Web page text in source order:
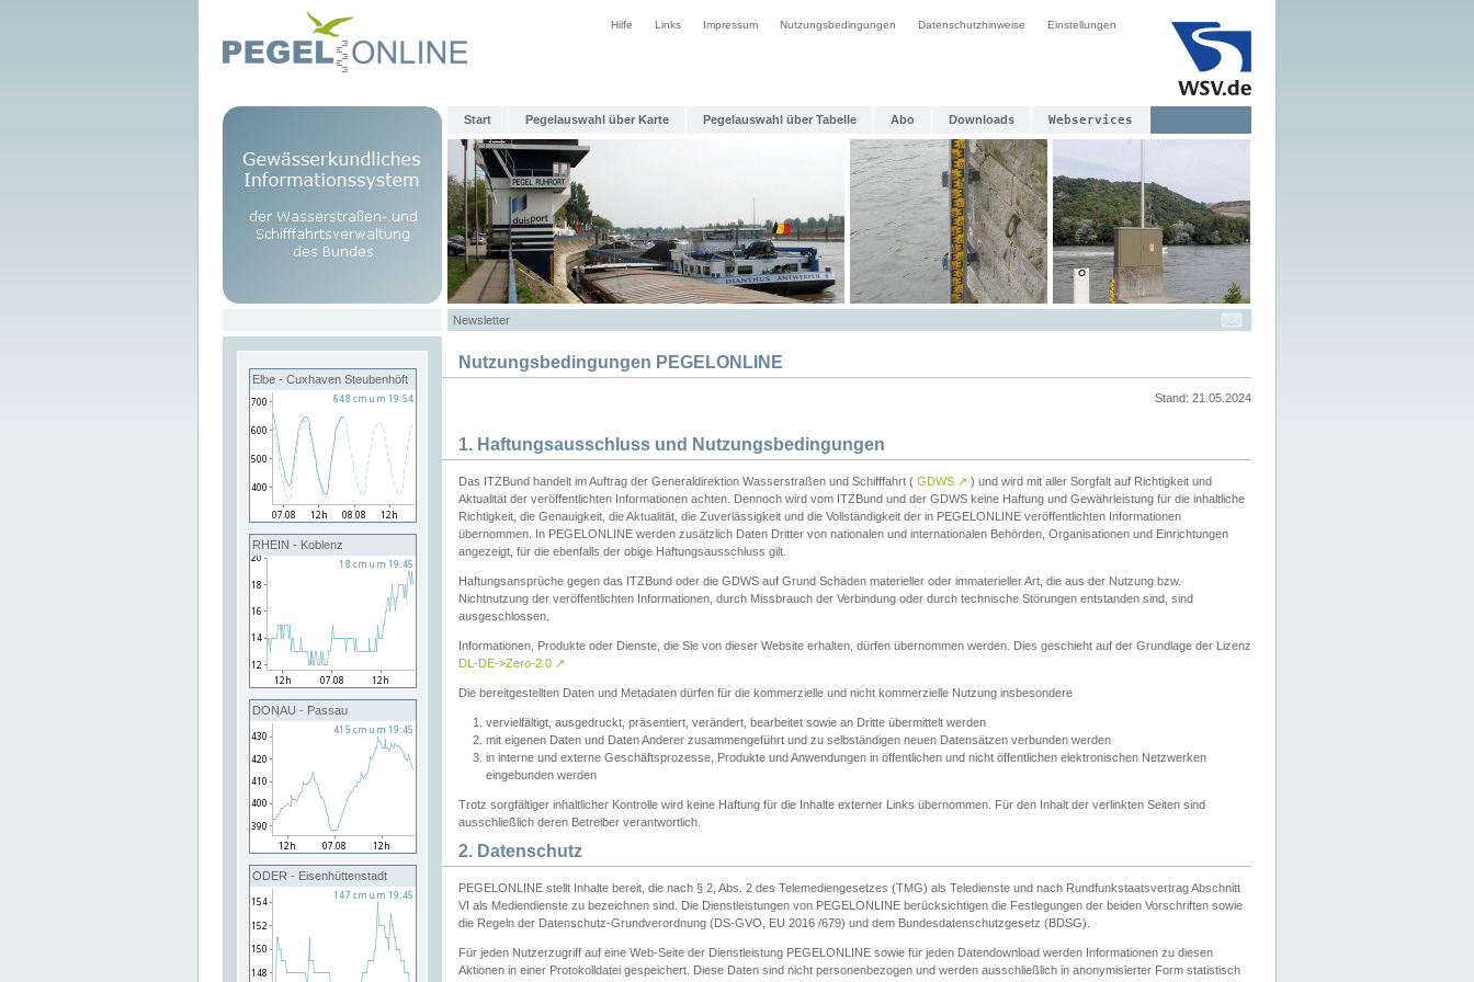
Hilfe Links Impressum Nutzungsbedingungen Datenschutzhinweise Einstellungen
Start Pegelauswahl über Karte Pegelauswahl über Tabelle Abo Downloads Webservices
Newsletter
Elbe - Cuxhaven Steubenhöft
RHEIN - Koblenz
DONAU - Passau
ODER - Eisenhüttenstadt
Nutzungsbedingungen PEGELONLINE
Stand: 21.05.2024
1. Haftungsausschluss und Nutzungsbedingungen
Das ITZBund handelt im Auftrag der Generaldirektion Wasserstraßen und Schifffahrt ( GDWS ↗ ) und wird mit aller Sorgfalt auf Richtigkeit und
Aktualität der veröffentlichten Informationen achten. Dennoch wird vom ITZBund und der GDWS keine Haftung und Gewährleistung für die inhaltliche
Richtigkeit, die Genauigkeit, die Aktualität, die Zuverlässigkeit und die Vollständigkeit der in PEGELONLINE veröffentlichten Informationen
übernommen. In PEGELONLINE werden zusätzlich Daten Dritter von nationalen und internationalen Behörden, Organisationen und Einrichtungen
angezeigt, für die ebenfalls der obige Haftungsausschluss gilt.
Haftungsansprüche gegen das ITZBund oder die GDWS auf Grund Schäden materieller oder immaterieller Art, die aus der Nutzung bzw.
Nichtnutzung der veröffentlichten Informationen, durch Missbrauch der Verbindung oder durch technische Störungen entstanden sind, sind
ausgeschlossen.
Informationen, Produkte oder Dienste, die Sie von dieser Website erhalten, dürfen übernommen werden. Dies geschieht auf der Grundlage der Lizenz
DL-DE->Zero-2.0 ↗
Die bereitgestellten Daten und Metadaten dürfen für die kommerzielle und nicht kommerzielle Nutzung insbesondere
vervielfältigt, ausgedruckt, präsentiert, verändert, bearbeitet sowie an Dritte übermittelt werden
mit eigenen Daten und Daten Anderer zusammengeführt und zu selbständigen neuen Datensätzen verbunden werden
in interne und externe Geschäftsprozesse, Produkte und Anwendungen in öffentlichen und nicht öffentlichen elektronischen Netzwerken
eingebunden werden
Trotz sorgfältiger inhaltlicher Kontrolle wird keine Haftung für die Inhalte externer Links übernommen. Für den Inhalt der verlinkten Seiten sind
ausschließlich deren Betreiber verantwortlich.
2. Datenschutz
PEGELONLINE stellt Inhalte bereit, die nach § 2, Abs. 2 des Telemediengesetzes (TMG) als Teledienste und nach Rundfunkstaatsvertrag Abschnitt
VI als Mediendienste zu bezeichnen sind. Die Dienstleistungen von PEGELONLINE berücksichtigen die Festlegungen der beiden Vorschriften sowie
die Regeln der Datenschutz-Grundverordnung (DS-GVO, EU 2016 /679) und dem Bundesdatenschutzgesetz (BDSG).
Für jeden Nutzerzugriff auf eine Web-Seite der Dienstleistung PEGELONLINE sowie für jeden Datendownload werden Informationen zu diesen
Aktionen in einer Protokolldatei gespeichert. Diese Daten sind nicht personenbezogen und werden ausschließlich in anonymisierter Form statistisch